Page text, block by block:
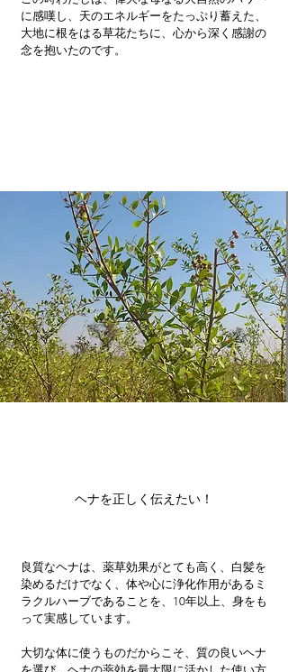
に感嘆し、天のエネルギーをたっぷり蓄えた、
大地に根をはる草花たちに、心から深く感謝の
念を抱いたのです。
ヘナを正しく伝えたい！
良質なヘナは、薬草効果がとても高く、白髪を
染めるだけでなく、体や心に浄化作用があるミ
ラクルハーブであることを、10年以上、身をも
って実感しています。
大切な体に使うものだからこそ、質の良いヘナ